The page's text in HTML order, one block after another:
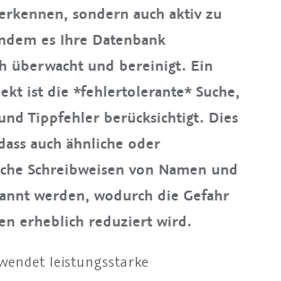
sondern auch aktiv zu
es Ihre Datenbank
überwacht und bereinigt. Ein
ist die *fehlertolerante* Suche,
Tippfehler berücksichtigt. Dies
auch ähnliche oder
Schreibweisen von Namen und
werden, wodurch die Gefahr
erheblich reduziert wird.
leistungsstarke